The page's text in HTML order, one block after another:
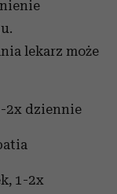
lekarz może
2x dziennie
1-2x